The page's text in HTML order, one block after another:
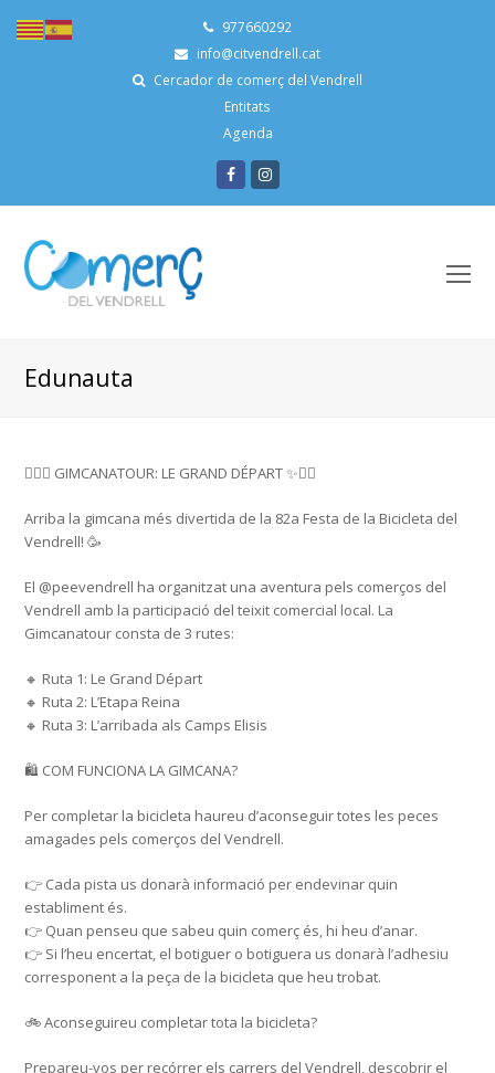
977660292
info@citvendrell.cat
Cercador de comerç del Vendrell
Entitats
Agenda
FacebookInstagram
Edunauta
🚴‍♀️✨ GIMCANATOUR: LE GRAND DÉPART ✨🚴‍♂️
Arriba la gimcana més divertida de la 82a Festa de la Bicicleta del
Vendrell! 🥳
El @peevendrell ha organitzat una aventura pels comerços del
Vendrell amb la participació del teixit comercial local. La
Gimcanatour consta de 3 rutes:
🔸 Ruta 1: Le Grand Départ
🔸 Ruta 2: L’Etapa Reina
🔸 Ruta 3: L’arribada als Camps Elisis
🛍️ COM FUNCIONA LA GIMCANA?
Per completar la bicicleta haureu d’aconseguir totes les peces
amagades pels comerços del Vendrell.
👉 Cada pista us donarà informació per endevinar quin
establiment és.
👉 Quan penseu que sabeu quin comerç és, hi heu d’anar.
👉 Si l’heu encertat, el botiguer o botiguera us donarà l’adhesiu
corresponent a la peça de la bicicleta que heu trobat.
🚲 Aconseguireu completar tota la bicicleta?
Prepareu-vos per recórrer els carrers del Vendrell, descobrir el